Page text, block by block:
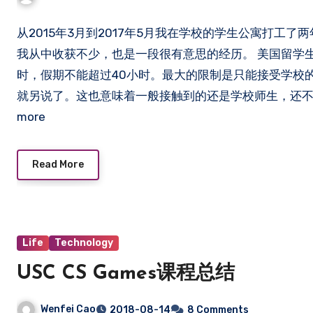
从2015年3月到2017年5月我在学校的学生公寓打工了
我从中收获不少，也是一段很有意思的经历。 美国留
时，假期不能超过40小时。最大的限制是只能接受学
就另说了。这也意味着一般接触到的还是学校师生，还
more
Read More
Life Technology
USC CS Games课程总结
Wenfei Cao 2018-08-14 8 Comments